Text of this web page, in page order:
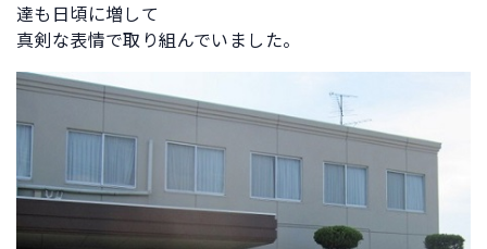
達も日頃に増して
真剣な表情で取り組んでいました。